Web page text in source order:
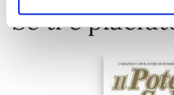
Se ti è